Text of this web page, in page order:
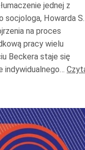
jednej z
socjologa, Howarda S.
na proces
pracy wielu
Beckera staje się
indywidualnego…